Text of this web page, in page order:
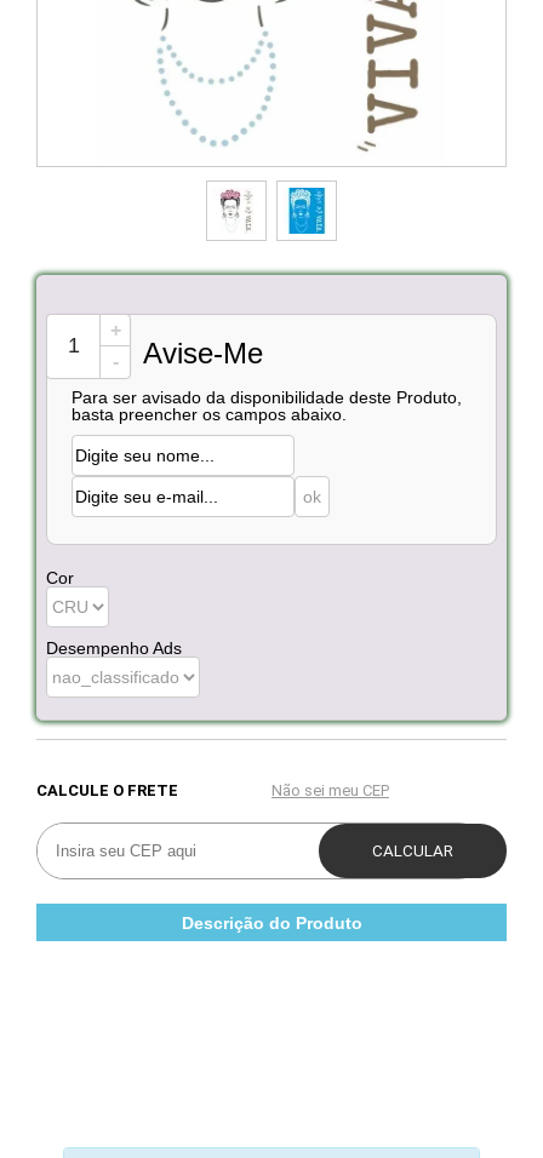
+
-
Avise-Me
Para ser avisado da disponibilidade deste Produto,
basta preencher os campos abaixo.
Cor
Desempenho Ads
Descrição do Produto